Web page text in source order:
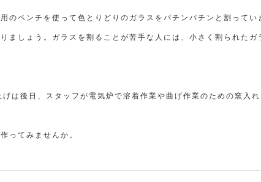
のペンチを使って色とりどりのガラスをパチンパチンと割ってい
ましょう。ガラスを割ることが苦手な人には、小さく割られたガ
は後日、スタッフが電気炉で溶着作業や曲げ作業のための窯入れ
ってみませんか。